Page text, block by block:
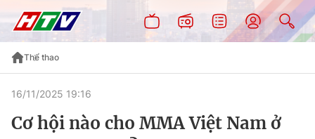
Thể thao
16/11/2025 19:16
Cơ hội nào cho MMA Việt Nam ở